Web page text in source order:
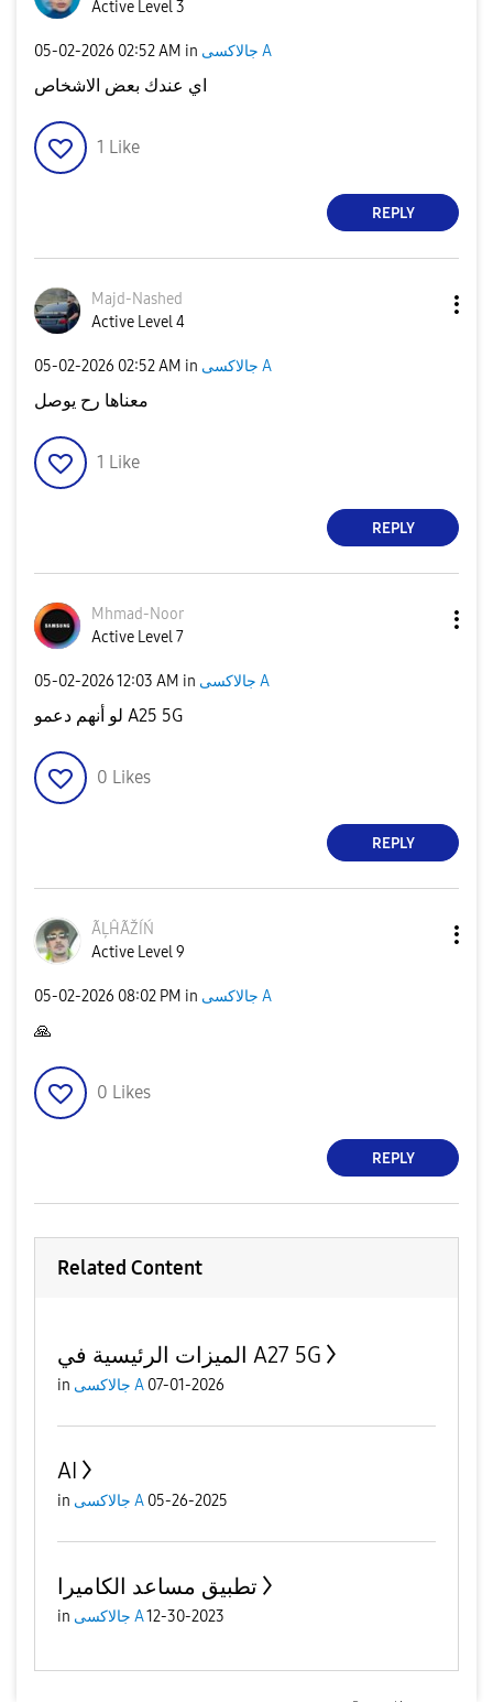
Active Level 3
‎05-02-2026 02:52 AM in جالاكسى A
اي عندك بعض الاشخاص
1 Like
REPLY
Majd-Nashed
Active Level 4
‎05-02-2026 02:52 AM in جالاكسى A
معناها رح يوصل
1 Like
REPLY
Mhmad-Noor
Active Level 7
‎05-02-202612:03 AM in جالاكسى A
لو أنهم دعمو A25 5G
0 Likes
REPLY
ÃĻĤÃŽÍŃ
Active Level 9
‎05-02-2026 08:02 PM in جالاكسى A
🙏
0 Likes
REPLY
Related Content
الميزات الرئيسية في A27 5G
in جالاكسى A 07-01-2026
AI
in جالاكسى A 05-26-2025
تطبيق مساعد الكاميرا
in جالاكسى A12-30-2023